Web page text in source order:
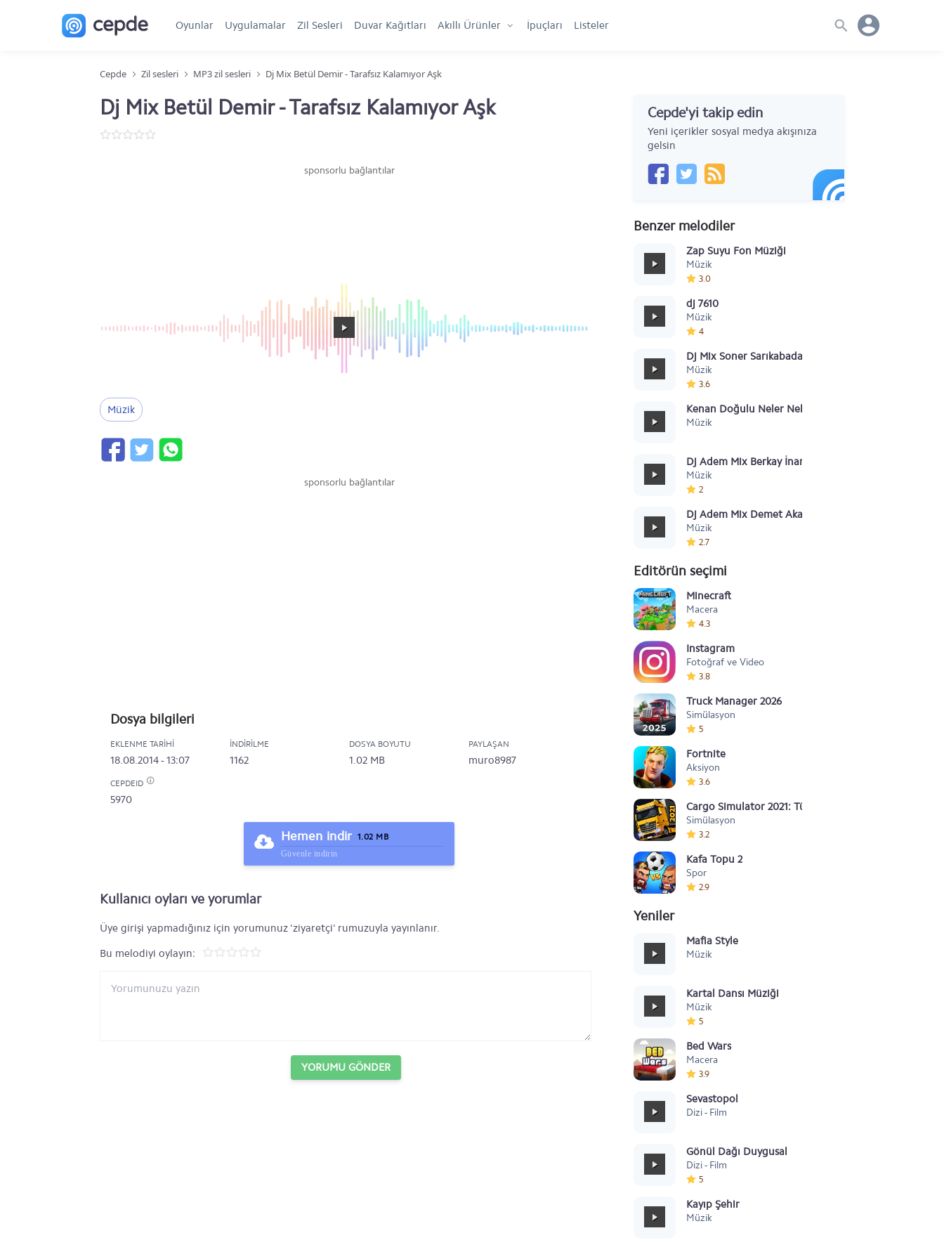
Oyunlar Uygulamalar Zil Sesleri Duvar Kağıtları Akıllı Ürünler İpuçları Listeler
Cepde Zil sesleri MP3 zil sesleri Dj Mix Betül Demir - Tarafsız Kalamıyor Aşk
Dj Mix Betül Demir - Tarafsız Kalamıyor Aşk
sponsorlu bağlantılar
Müzik
sponsorlu bağlantılar
Dosya bilgileri
EKLENME TARIHI
18.08.2014 - 13:07
İNDIRILME
1162
DOSYA BOYUTU
1.02 MB
PAYLAŞAN
muro8987
CEPDEID
5970
Hemen indir 1.02 MB
Güvenle indirin
Cepde'yi takip edin
Yeni içerikler sosyal medya akışınıza
gelsin
Benzer melodiler
Zap Suyu Fon Müziği
Müzik
3.0
dj 7610
Müzik
4
Dj Mix Soner Sarıkabadayı Yarabandı Remix
Müzik
3.6
Kenan Doğulu Neler Neler
Müzik
Dj Adem Mix Berkay İnanırım
Müzik
2
Dj Adem Mix Demet Akalın İlahi Adalet
Müzik
2.7
Editörün seçimi
Minecraft
Macera
4.3
Instagram
Fotoğraf ve Video
3.8
Truck Manager 2026
Simülasyon
5
Fortnite
Aksiyon
3.6
Cargo Simulator 2021: Türkiye
Simülasyon
3.2
Kafa Topu 2
Spor
2.9
Yeniler
Mafia Style
Müzik
Kartal Dansı Müziği
Müzik
5
Bed Wars
Macera
3.9
Sevastopol
Dizi - Film
Gönül Dağı Duygusal
Dizi - Film
5
Kayıp Şehir
Müzik
Kullanıcı oyları ve yorumlar
Üye girişi yapmadığınız için yorumunuz 'ziyaretçi' rumuzuyla yayınlanır.
Bu melodiyi oylayın:
YORUMU GÖNDER